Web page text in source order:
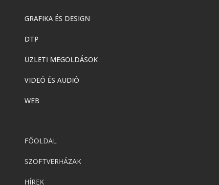
GRAFIKA ÉS DESIGN
DTP
ÜZLETI MEGOLDÁSOK
VIDEÓ ÉS AUDIÓ
WEB
FŐOLDAL
SZOFTVERHÁZAK
HÍREK